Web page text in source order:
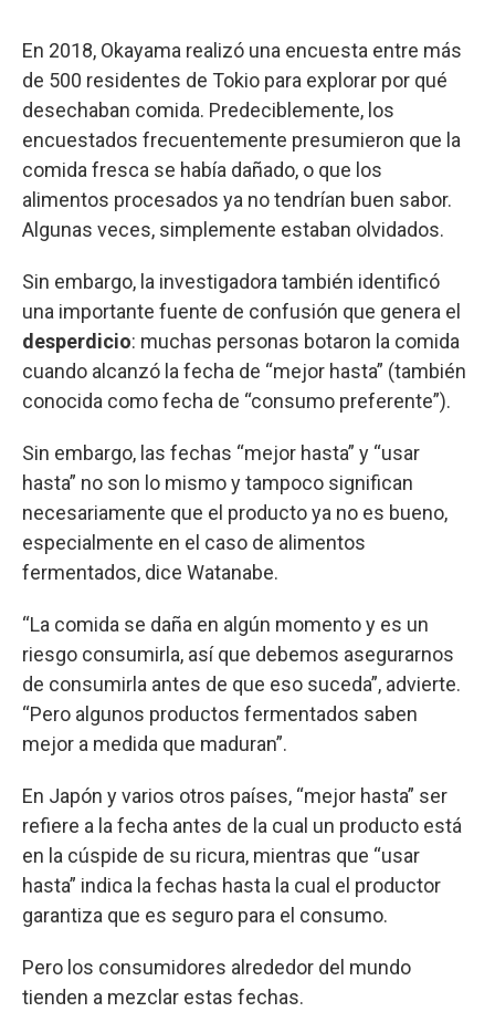
En 2018, Okayama realizó una encuesta entre más
de 500 residentes de Tokio para explorar por qué
desechaban comida. Predeciblemente, los
encuestados frecuentemente presumieron que la
comida fresca se había dañado, o que los
alimentos procesados ya no tendrían buen sabor.
Algunas veces, simplemente estaban olvidados.
Sin embargo, la investigadora también identificó
una importante fuente de confusión que genera el
desperdicio: muchas personas botaron la comida
cuando alcanzó la fecha de “mejor hasta” (también
conocida como fecha de “consumo preferente”).
Sin embargo, las fechas “mejor hasta” y “usar
hasta” no son lo mismo y tampoco significan
necesariamente que el producto ya no es bueno,
especialmente en el caso de alimentos
fermentados, dice Watanabe.
“La comida se daña en algún momento y es un
riesgo consumirla, así que debemos asegurarnos
de consumirla antes de que eso suceda”, advierte.
“Pero algunos productos fermentados saben
mejor a medida que maduran”.
En Japón y varios otros países, “mejor hasta” ser
refiere a la fecha antes de la cual un producto está
en la cúspide de su ricura, mientras que “usar
hasta” indica la fechas hasta la cual el productor
garantiza que es seguro para el consumo.
Pero los consumidores alrededor del mundo
tienden a mezclar estas fechas.